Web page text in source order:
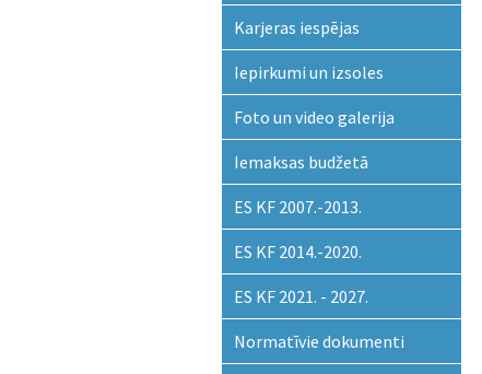
Karjeras iespējas
Iepirkumi un izsoles
Foto un video galerija
Iemaksas budžetā
ES KF 2007.-2013.
ES KF 2014.-2020.
ES KF 2021. - 2027.
Normatīvie dokumenti